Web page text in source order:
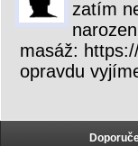
zatím
masáž:
opravdu